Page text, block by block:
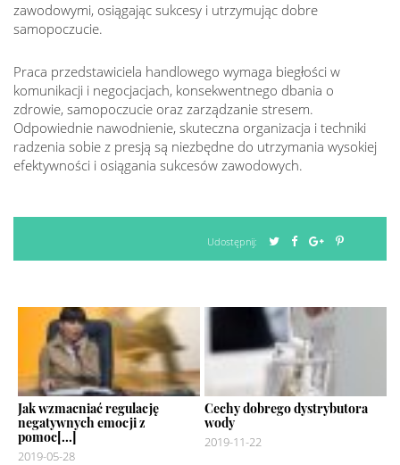
zawodowymi, osiągając sukcesy i utrzymując dobre
samopoczucie.
Praca przedstawiciela handlowego wymaga biegłości w
komunikacji i negocjacjach, konsekwentnego dbania o
zdrowie, samopoczucie oraz zarządzanie stresem.
Odpowiednie nawodnienie, skuteczna organizacja i techniki
radzenia sobie z presją są niezbędne do utrzymania wysokiej
efektywności i osiągania sukcesów zawodowych.
Udostępnij:
Jak wzmacniać regulację
negatywnych emocji z
pomoc[...]
2019-05-28
Cechy dobrego dystrybutora
wody
2019-11-22